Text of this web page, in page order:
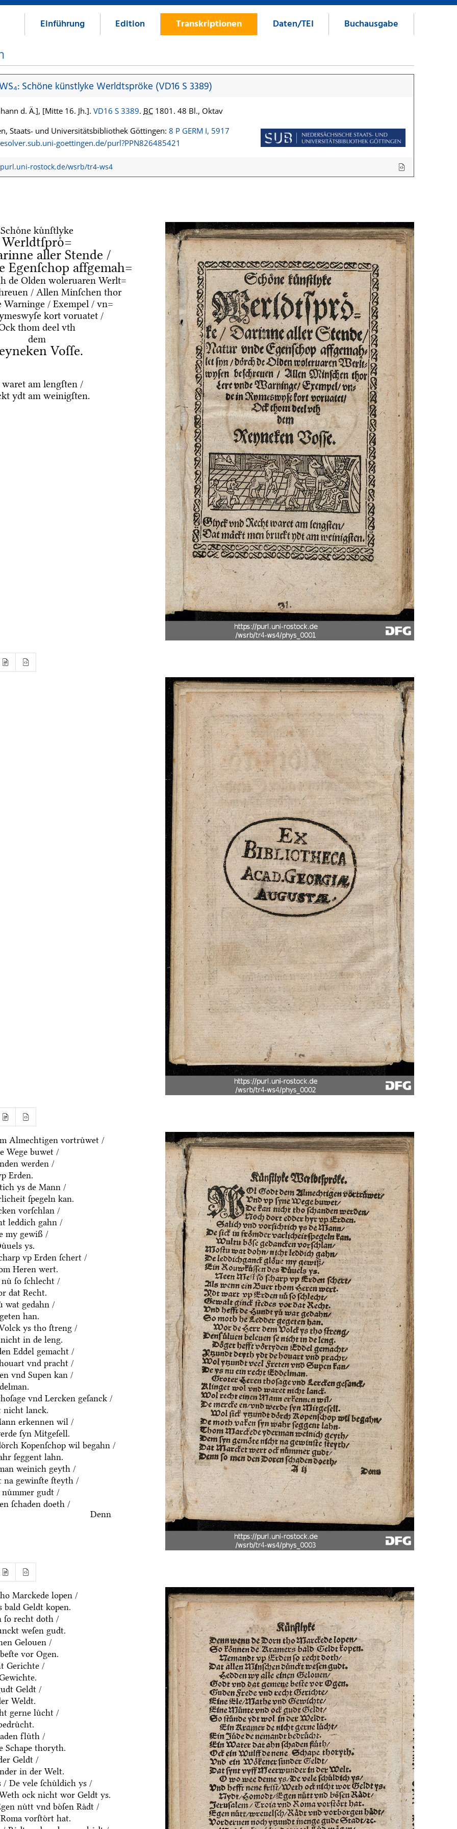
Einführung Edition Transkriptionen Daten/TEI Buchausgabe
Schöne künstlyke Werldtspröke (VD16 S 3389)
d. Ä.], [Mitte 16. Jh.]. VD16 S 3389. BC 1801. 48 Bl., Oktav
Staats- und Universitätsbibliothek Göttingen: 8 P GERM I, 5917
goettingen.de/purl?PPN826485421
rostock.de/wsrb/tr4-ws4
Schoͤne kuͤnſtlyke
Werldtſproͤ=
aller Stende /
Egenſchop affgemah=
de Olden woleruaren Werlt=
/ Allen Minſchen thor
Warninge / Exempel / vn=
kort voruatet /
thom deel vth
dem
Voſſe.
am lengſten /
ydt am weinigſten.
Almechtigen vortruͤwet /
Wege buwet /
werden /
Erden.
ys de Mann /
ſpegeln kan.
vorſchlan /
leddich gahn /
my gewiß /
ys.
vp Erden ſchert /
Heren wert.
ſo ſchlecht /
dat Recht.
wat gedahn /
han.
ys tho ſtreng /
nicht in de leng.
Eddel gemacht /
vnd pracht /
vnd Supen kan /
vnd Lercken geſanck /
nicht lanck.
erkennen wil /
ſyn Mitgeſell.
Kopenſchop wil begahn /
ſeggent lahn.
weinich geyth /
gewinſte ſteyth /
gudt /
ſchaden doeth /
Denn
Marckede lopen /
bald Geldt kopen.
ſo recht doth /
weſen gudt.
Gelouen /
vor Ogen.
Gerichte /
Geldt /
Weldt.
gerne luͤcht /
fluͤth /
Schape thoryth.
Geldt /
in der Welt.
/ De vele ſchuͤldich ys /
ock nicht wor Geldt ys.
nuͤtt vnd boͤſen Raͤdt /
vorſtoͤrt hat.